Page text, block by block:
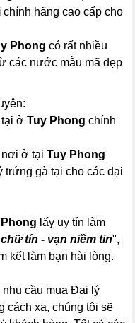
chính hãng cao cấp cho
Phong có rất nhiều
các nước mẫu mã đẹp
tại ởTuy Phong chính
nơi ở tạiTuy Phong
gà tại cho các đại
lấy uy tín làm
tín - vạn niềm tin",
kết làm bạn hài lòng.
nhu cầu mua Đại lý
cách xa, chúng tôi sẽ